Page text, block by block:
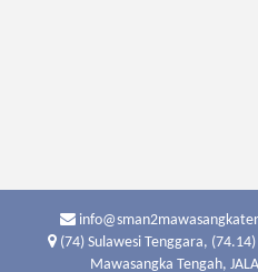
(74) Sulawesi Tenggara,
Mawasangka Tengah,